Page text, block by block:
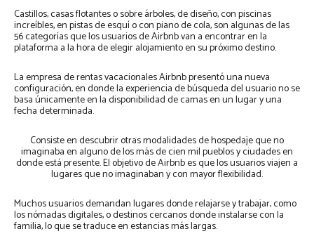
Castillos, casas flotantes o sobre árboles, de diseño, con piscinas
increíbles, en pistas de esquí o con piano de cola, son algunas de las
56 categorías que los usuarios de Airbnb van a encontrar en la
plataforma a la hora de elegir alojamiento en su próximo destino.
La empresa de rentas vacacionales Airbnb presentó una nueva
configuración, en donde la experiencia de búsqueda del usuario no se
basa únicamente en la disponibilidad de camas en un lugar y una
fecha determinada.
Consiste en descubrir otras modalidades de hospedaje que no
imaginaba en alguno de los más de cien mil pueblos y ciudades en
donde está presente. El objetivo de Airbnb es que los usuarios viajen a
lugares que no imaginaban y con mayor flexibilidad.
Muchos usuarios demandan lugares donde relajarse y trabajar, como
los nómadas digitales, o destinos cercanos donde instalarse con la
familia, lo que se traduce en estancias más largas.